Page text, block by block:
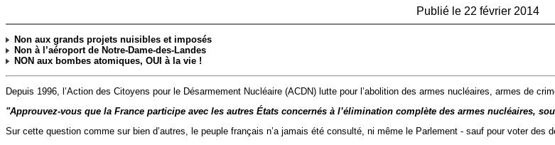
Publié le 22 février 2014
Non aux grands projets nuisibles et imposés
Non à l’aéroport de Notre-Dame-des-Landes
NON aux bombes atomiques, OUI à la vie !
Depuis 1996, l’Action des Citoyens pour le Désarmement Nucléaire (ACDN) lutte pour l’abolition des armes nucléaires, armes de
"Approuvez-vous que la France participe avec les autres États concernés à l’élimination complète des armes nucléaires,
Sur cette question comme sur bien d’autres, le peuple français n’a jamais été consulté, ni même le Parlement - sauf pour voter des